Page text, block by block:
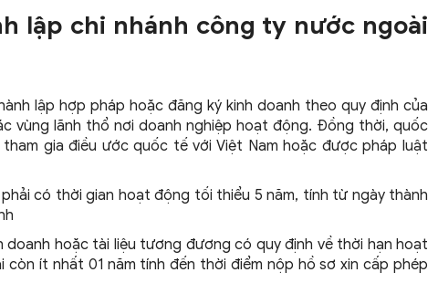
lập chi nhánh công ty nước ngoài
lập hợp pháp hoặc đăng ký kinh doanh theo quy định của
vùng lãnh thổ nơi doanh nghiệp hoạt động. Đồng thời, quốc
gia điều ước quốc tế với Việt Nam hoặc được pháp luật
có thời gian hoạt động tối thiểu 5 năm, tính từ ngày thành
doanh hoặc tài liệu tương đương có quy định về thời hạn hoạt
còn ít nhất 01 năm tính đến thời điểm nộp hồ sơ xin cấp phép